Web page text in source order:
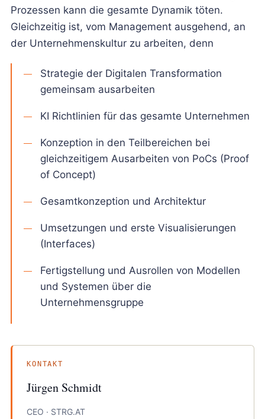
Prozessen kann die gesamte Dynamik töten.
Gleichzeitig ist, vom Management ausgehend, an
der Unternehmenskultur zu arbeiten, denn
Strategie der Digitalen Transformation
gemeinsam ausarbeiten
KI Richtlinien für das gesamte Unternehmen
Konzeption in den Teilbereichen bei
gleichzeitigem Ausarbeiten von PoCs (Proof
of Concept)
Gesamtkonzeption und Architektur
Umsetzungen und erste Visualisierungen
(Interfaces)
Fertigstellung und Ausrollen von Modellen
und Systemen über die
Unternehmensgruppe
KONTAKT
Jürgen Schmidt
CEO · STRG.AT